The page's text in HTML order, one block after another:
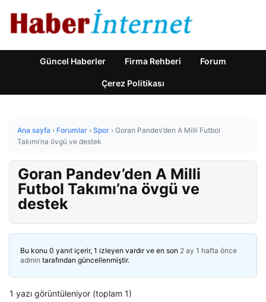
Güncel Haberler Firma Rehberi Forum
Çerez Politikası
Ana sayfa › Forumlar › Spor › Goran Pandev’den A Milli Futbol
Takımı’na övgü ve destek
Goran Pandev’den A Milli
Futbol Takımı’na övgü ve
destek
Bu konu 0 yanıt içerir, 1 izleyen vardır ve en son 2 ay 1 hafta önce
admin tarafından güncellenmiştir.
1 yazı görüntüleniyor (toplam 1)